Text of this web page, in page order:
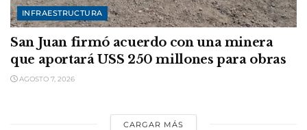
INFRAESTRUCTURA
San Juan firmó acuerdo con una minera
que aportará USS 250 millones para obras
AGOSTO 7, 2026
CARGAR MÁS